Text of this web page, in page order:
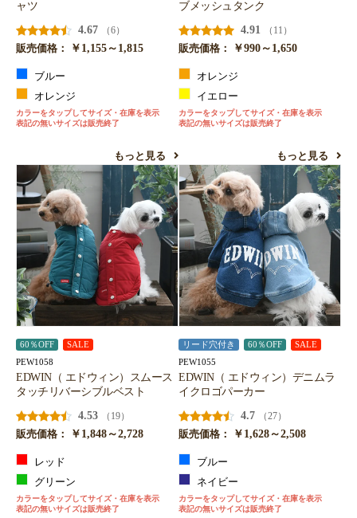
ャツ
4.67
（6）
販売価格：
￥1,155～1,815
ブルー
オレンジ
カラーをタップしてサイズ・在庫を表示
表記の無いサイズは販売終了
もっと見る
ブメッシュタンク
4.91
（11）
販売価格：
￥990～1,650
オレンジ
イエロー
カラーをタップしてサイズ・在庫を表示
表記の無いサイズは販売終了
もっと見る
60％OFF SALE
PEW1058
EDWIN（ エドウィン）スムース
タッチリバーシブルベスト
4.53
（19）
販売価格：
￥1,848～2,728
レッド
グリーン
カラーをタップしてサイズ・在庫を表示
表記の無いサイズは販売終了
リード穴付き 60％OFF SALE
PEW1055
EDWIN（ エドウィン）デニムラ
イクロゴパーカー
4.7
（27）
販売価格：
￥1,628～2,508
ブルー
ネイビー
カラーをタップしてサイズ・在庫を表示
表記の無いサイズは販売終了